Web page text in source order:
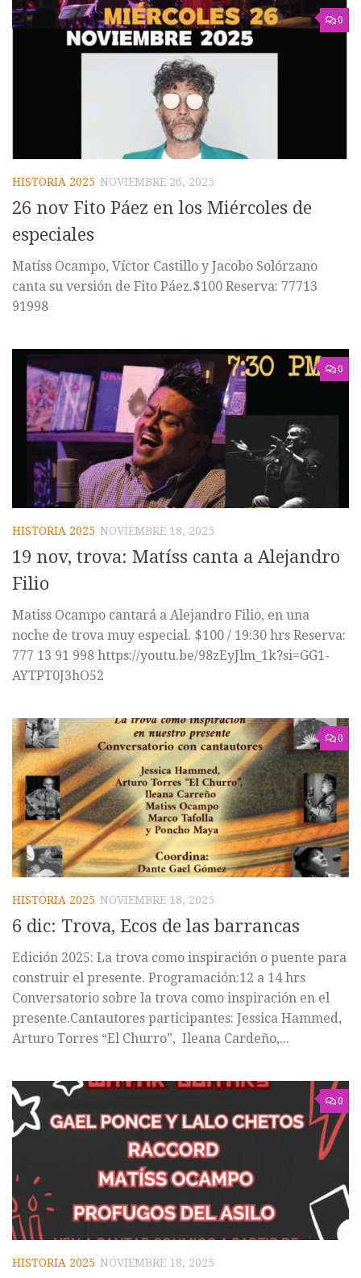
0
HISTORIA 2025 NOVIEMBRE 26, 2025
26 nov Fito Páez en los Miércoles de
especiales
Matíss Ocampo, Víctor Castillo y Jacobo Solórzano
canta su versión de Fito Páez.$100 Reserva: 77713
91998
0
HISTORIA 2025 NOVIEMBRE 18, 2025
19 nov, trova: Matíss canta a Alejandro
Filio
Matiss Ocampo cantará a Alejandro Filio, en una
noche de trova muy especial. $100 / 19:30 hrs Reserva:
777 13 91 998 https://youtu.be/98zEyJlm_1k?si=GG1-
AYTPT0J3hO52
0
HISTORIA 2025 NOVIEMBRE 18, 2025
6 dic: Trova, Ecos de las barrancas
Edición 2025: La trova como inspiración o puente para
construir el presente. Programación:12 a 14 hrs
Conversatorio sobre la trova como inspiración en el
presente.Cantautores participantes: Jessica Hammed,
Arturo Torres “El Churro”, Ileana Cardeño,...
0
HISTORIA 2025 NOVIEMBRE 18, 2025